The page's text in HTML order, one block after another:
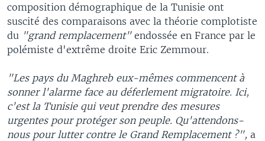
composition démographique de la Tunisie ont
suscité des comparaisons avec la théorie complotiste
du "grand remplacement" endossée en France par le
polémiste d'extrême droite Eric Zemmour.
"Les pays du Maghreb eux-mêmes commencent à
sonner l'alarme face au déferlement migratoire. Ici,
c'est la Tunisie qui veut prendre des mesures
urgentes pour protéger son peuple. Qu'attendons-
nous pour lutter contre le Grand Remplacement ?", a